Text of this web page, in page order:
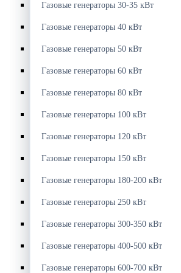
Газовые генераторы 30-35 кВт
Газовые генераторы 40 кВт
Газовые генераторы 50 кВт
Газовые генераторы 60 кВт
Газовые генераторы 80 кВт
Газовые генераторы 100 кВт
Газовые генераторы 120 кВт
Газовые генераторы 150 кВт
Газовые генераторы 180-200 кВт
Газовые генераторы 250 кВт
Газовые генераторы 300-350 кВт
Газовые генераторы 400-500 кВт
Газовые генераторы 600-700 кВт